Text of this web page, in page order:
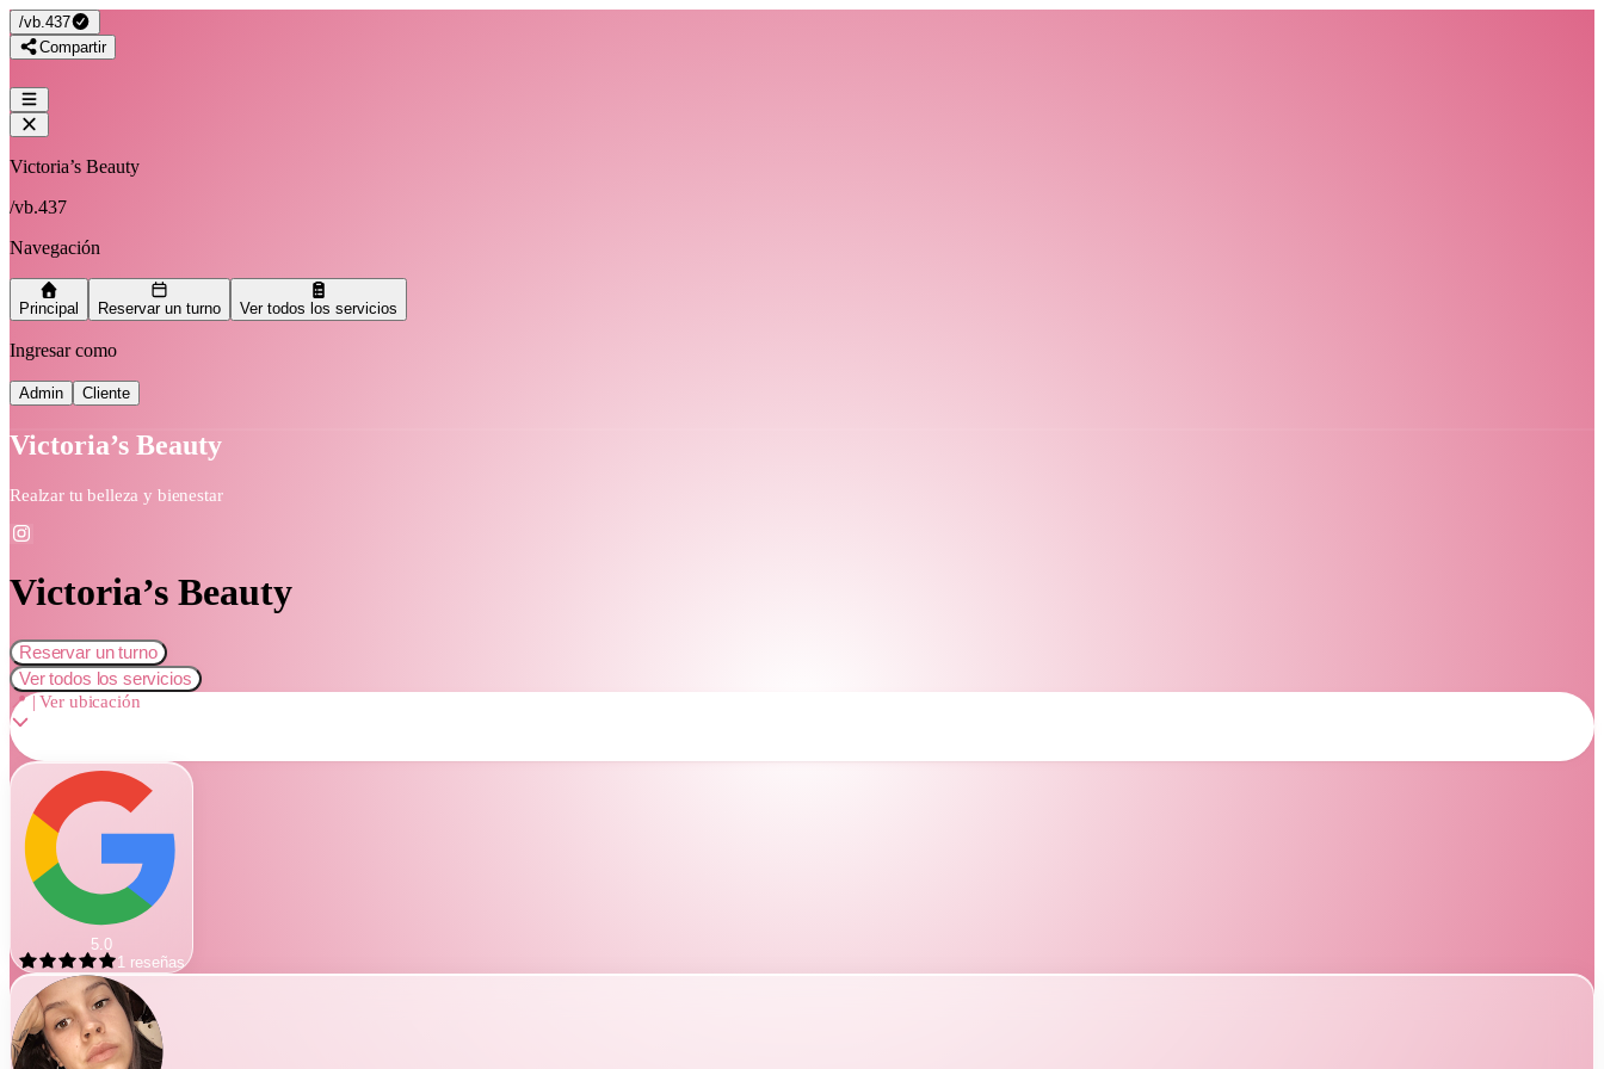
/vb.437
Compartir
Victoria’s Beauty
/vb.437
Navegación
Principal Reservar un turno Ver todos los servicios
Ingresar como
Admin Cliente
Victoria’s Beauty
Realzar tu belleza y bienestar
Victoria’s Beauty
Reservar un turno
Ver todos los servicios
📍 | Ver ubicación
5.0
1 reseñas